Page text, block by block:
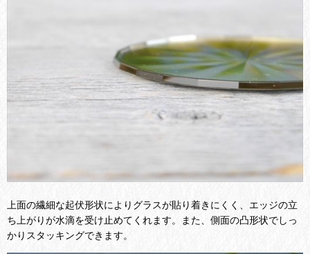
上面の繊細な起伏形状によりグラスが貼り着きにくく、エッジの立
ち上がりが水滴を受け止めてくれます。また、側面の凸形状でしっ
かりスタッキングできます。